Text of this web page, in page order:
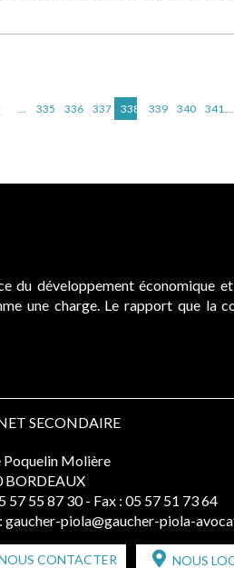
... 335 336 337 338 339 340 341...
du développement économique
une charge. Le rapport que la
SECONDAIRE
Poquelin Molière
BORDEAUX
57 55 87 30 - Fax : 05 57 51 73 64
gaucher-piola@gaucher-piola-
CONTACTER NOUS